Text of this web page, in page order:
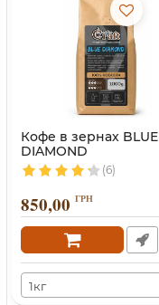
Кофе в зернах BLUE
DIAMOND
(6)
850,00 ГРН
1кг